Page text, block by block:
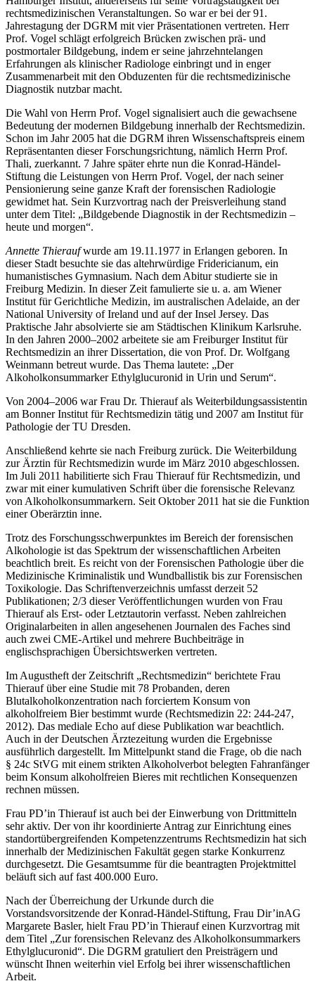
rechtsmedizinischen Veranstaltungen. So war er bei der 91.
Jahrestagung der DGRM mit vier Präsentationen vertreten. Herr
Prof. Vogel schlägt erfolgreich Brücken zwischen prä- und
postmortaler Bildgebung, indem er seine jahrzehntelangen
Erfahrungen als klinischer Radiologe einbringt und in enger
Zusammenarbeit mit den Obduzenten für die rechtsmedizinische
Diagnostik nutzbar macht.
Die Wahl von Herrn Prof. Vogel signalisiert auch die gewachsene
Bedeutung der modernen Bildgebung innerhalb der Rechtsmedizin.
Schon im Jahr 2005 hat die DGRM ihren Wissenschaftspreis einem
Repräsentanten dieser Forschungsrichtung, nämlich Herrn Prof.
Thali, zuerkannt. 7 Jahre später ehrte nun die Konrad-Händel-
Stiftung die Leistungen von Herrn Prof. Vogel, der nach seiner
Pensionierung seine ganze Kraft der forensischen Radiologie
gewidmet hat. Sein Kurzvortrag nach der Preisverleihung stand
unter dem Titel: „Bildgebende Diagnostik in der Rechtsmedizin –
heute und morgen“.
Annette Thieraufwurde am 19.11.1977 in Erlangen geboren. In
dieser Stadt besuchte sie das altehrwürdige Fridericianum, ein
humanistisches Gymnasium. Nach dem Abitur studierte sie in
Freiburg Medizin. In dieser Zeit famulierte sie u. a. am Wiener
Institut für Gerichtliche Medizin, im australischen Adelaide, an der
National University of Ireland und auf der Insel Jersey. Das
Praktische Jahr absolvierte sie am Städtischen Klinikum Karlsruhe.
In den Jahren 2000–2002 arbeitete sie am Freiburger Institut für
Rechtsmedizin an ihrer Dissertation, die von Prof. Dr. Wolfgang
Weinmann betreut wurde. Das Thema lautete: „Der
Alkoholkonsummarker Ethylglucuronid in Urin und Serum“.
Von 2004–2006 war Frau Dr. Thierauf als Weiterbildungsassistentin
am Bonner Institut für Rechtsmedizin tätig und 2007 am Institut für
Pathologie der TU Dresden.
Anschließend kehrte sie nach Freiburg zurück. Die Weiterbildung
zur Ärztin für Rechtsmedizin wurde im März 2010 abgeschlossen.
Im Juli 2011 habilitierte sich Frau Thierauf für Rechtsmedizin, und
zwar mit einer kumulativen Schrift über die forensische Relevanz
von Alkoholkonsummarkern. Seit Oktober 2011 hat sie die Funktion
einer Oberärztin inne.
Trotz des Forschungsschwerpunktes im Bereich der forensischen
Alkohologie ist das Spektrum der wissenschaftlichen Arbeiten
beachtlich breit. Es reicht von der Forensischen Pathologie über die
Medizinische Kriminalistik und Wundballistik bis zur Forensischen
Toxikologie. Das Schriftenverzeichnis umfasst derzeit 52
Publikationen; 2/3 dieser Veröffentlichungen wurden von Frau
Thierauf als Erst- oder Letztautorin verfasst. Neben zahlreichen
Originalarbeiten in allen angesehenen Journalen des Faches sind
auch zwei CME-Artikel und mehrere Buchbeiträge in
englischsprachigen Übersichtswerken vertreten.
Im Augustheft der Zeitschrift „Rechtsmedizin“ berichtete Frau
Thierauf über eine Studie mit 78 Probanden, deren
Blutalkoholkonzentration nach forciertem Konsum von
alkoholfreiem Bier bestimmt wurde (Rechtsmedizin 22: 244-247,
2012). Das mediale Echo auf diese Publikation war beachtlich.
Auch in der Deutschen Ärztezeitung wurden die Ergebnisse
ausführlich dargestellt. Im Mittelpunkt stand die Frage, ob die nach
§ 24c StVG mit einem strikten Alkoholverbot belegten Fahranfänger
beim Konsum alkoholfreien Bieres mit rechtlichen Konsequenzen
rechnen müssen.
Frau PD’in Thierauf ist auch bei der Einwerbung von Drittmitteln
sehr aktiv. Der von ihr koordinierte Antrag zur Einrichtung eines
standortübergreifenden Kompetenzzentrums Rechtsmedizin hat sich
innerhalb der Medizinischen Fakultät gegen starke Konkurrenz
durchgesetzt. Die Gesamtsumme für die beantragten Projektmittel
beläuft sich auf fast 400.000 Euro.
Nach der Überreichung der Urkunde durch die
Vorstandsvorsitzende der Konrad-Händel-Stiftung, Frau Dir’inAG
Margarete Basler, hielt Frau PD’in Thierauf einen Kurzvortrag mit
dem Titel „Zur forensischen Relevanz des Alkoholkonsummarkers
Ethylglucuronid“. Die DGRM gratuliert den Preisträgern und
wünscht Ihnen weiterhin viel Erfolg bei ihrer wissenschaftlichen
Arbeit.